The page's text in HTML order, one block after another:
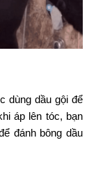
dùng dầu gội để
áp lên tóc, bạn
đánh bông dầu